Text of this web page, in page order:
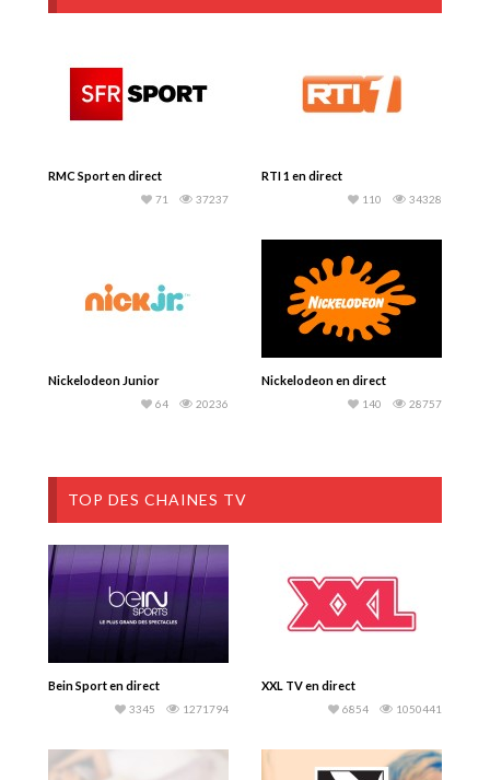
RMC Sport en direct
37237
71
RTI 1 en direct
34328
110
Nickelodeon Junior
20236
64
Nickelodeon en direct
28757
140
TOP DES CHAINES TV
Bein Sport en direct
1271794
3345
XXL TV en direct
1050441
6854